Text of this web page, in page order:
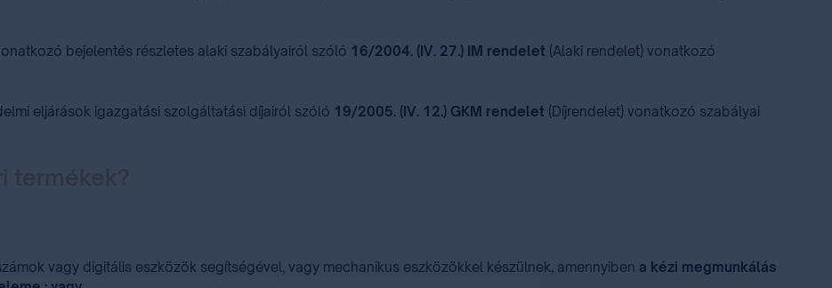
bejelentés részletes alaki szabályairól szóló 16/2004. (IV. 27.) IM rendelet (Alaki rendelet) vonatkozó
eljárások igazgatási szolgáltatási díjairól szóló 19/2005. (IV. 12.) GKM rendelet (Díjrendelet) vonatkozó szabályai
vagy digitális eszközök segítségével, vagy mechanikus eszközökkel készülnek, amennyiben a kézi megmunkálás